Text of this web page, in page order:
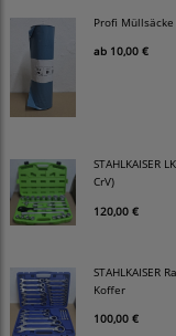
Profi
ab 10,00 €
STAHLKAISER
CrV)
120,00 €
STAHLKAISER
Koffer
100,00 €